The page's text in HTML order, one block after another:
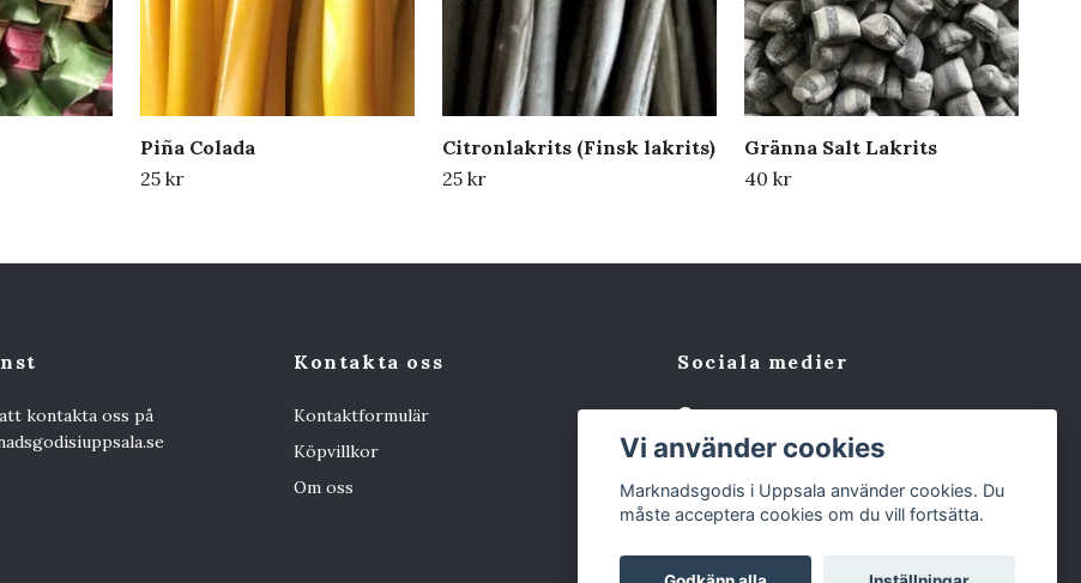
Piña Colada
25 kr
Citronlakrits (Finsk lakrits)
25 kr
Gränna Salt Lakrits
40 kr
kontakta oss på
Kontakta oss
Kontaktformulär
Köpvillkor
Om oss
Sociala medier
Facebook
Vi använder cookies
Marknadsgodis i Uppsala använder cookies. Du
måste acceptera cookies om du vill fortsätta.